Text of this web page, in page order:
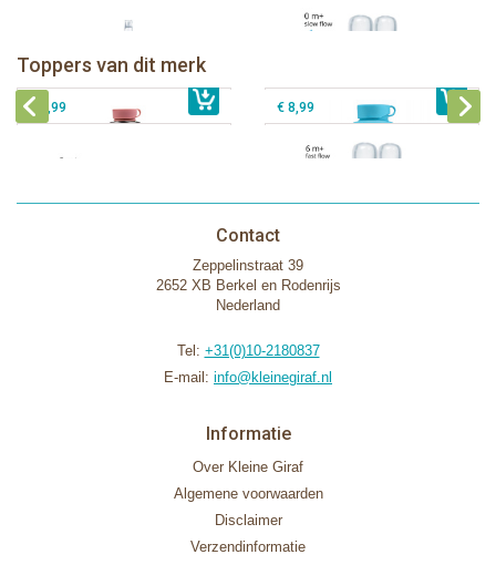
Toppers van dit merk
Pura thermos sportfles 475 ml +
unicorn sleeve
€ 40,99
Pura Sportfles 550 ml + Aqua sleeve
Pura silicone tuit 2 stuks
€ 9,99 € 8,99
Contact
Zeppelinstraat 39
2652 XB Berkel en Rodenrijs
Nederland
Tel: +31(0)10-2180837
E-mail: info@kleinegiraf.nl
Informatie
Over Kleine Giraf
Algemene voorwaarden
Disclaimer
Verzendinformatie